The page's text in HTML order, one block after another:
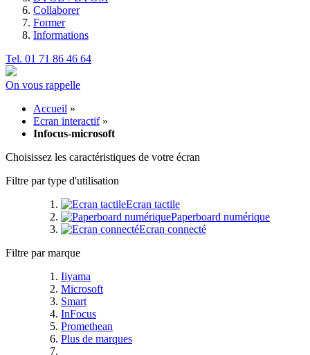
Collaborer
Former
Informations
Tel. 01 71 86 46 64
On vous rappelle
Accueil »
Ecran interactif »
Infocus-microsoft
Choisissez les caractéristiques de votre écran
Filtre par type d'utilisation
Ecran tactile
Paperboard numérique
Ecran connecté
Filtre par marque
Iiyama
Microsoft
Smart
InFocus
Promethean
Plus de marques